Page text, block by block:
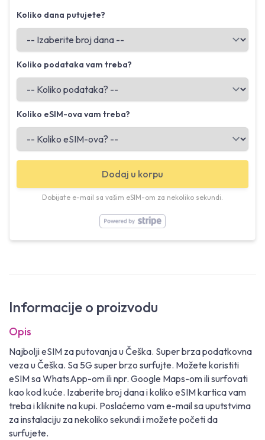
Koliko dana putujete?
Koliko podataka vam treba?
Koliko eSIM-ova vam treba?
Dodaj u korpu
Dobijate e-mail sa vašim eSIM-om za nekoliko sekundi.
Informacije o proizvodu
Opis
Najbolji eSIM za putovanja u Češka. Super brza podatkovna
veza u Češka. Sa 5G super brzo surfujte. Možete koristiti
eSIM sa WhatsApp-om ili npr. Google Maps-om ili surfovati
kao kod kuće. Izaberite broj dana i koliko eSIM kartica vam
treba i kliknite na kupi. Poslaćemo vam e-mail sa uputstvima
za instalaciju za nekoliko sekundi i možete početi da
surfujete.